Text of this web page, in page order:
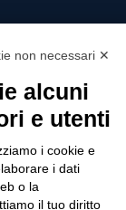
non necessari ✕
alcuni
e utenti
i cookie e
i dati
o la
il tuo diritto